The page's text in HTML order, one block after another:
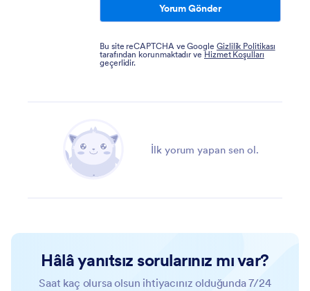
Yorum Gönder
Bu site reCAPTCHA ve Google Gizlilik Politikası
tarafından korunmaktadır veHizmet Koşulları
geçerlidir.
İlk yorum yapan sen ol.
Hâlâ yanıtsız sorularınız mı var?
Saat kaç olursa olsun ihtiyacınız olduğunda 7/24